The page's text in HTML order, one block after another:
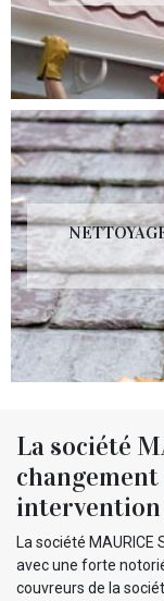
La société
changement
intervention
La société
avec une forte
couvreurs de la